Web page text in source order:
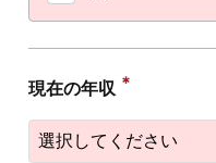
現在の年収